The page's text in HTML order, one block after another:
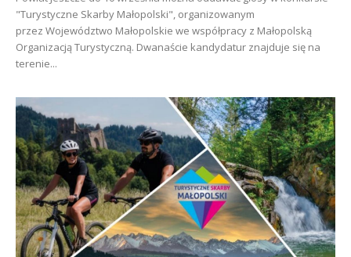
"Turystyczne Skarby Małopolski", organizowanym
przez Województwo Małopolskie we współpracy z Małopolską
Organizacją Turystyczną. Dwanaście kandydatur znajduje się na
terenie...